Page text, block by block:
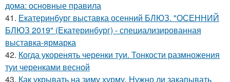
дома: основные правила
41. Екатеринбург выставка осенний БЛЮЗ. "ОСЕННИЙ
БЛЮЗ 2019" (Екатеринбург) - специализированная
выставка-ярмарка
42. Когда укоренять черенки туи. Тонкости размножения
туи черенками весной
43. Как укрывать на зиму хурму. Нужно ли закапывать